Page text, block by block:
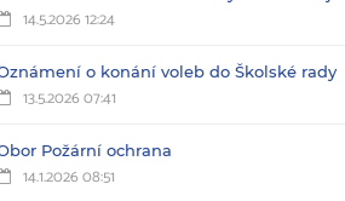
14.5.2026 12:24
o konání voleb do Školské rady
13.5.2026 07:41
Požární ochrana
14.1.2026 08:51